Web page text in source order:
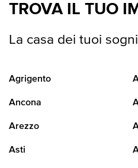
TROVA IL TUO
La casa dei tuoi
Agrigento
Ancona
Arezzo
Asti